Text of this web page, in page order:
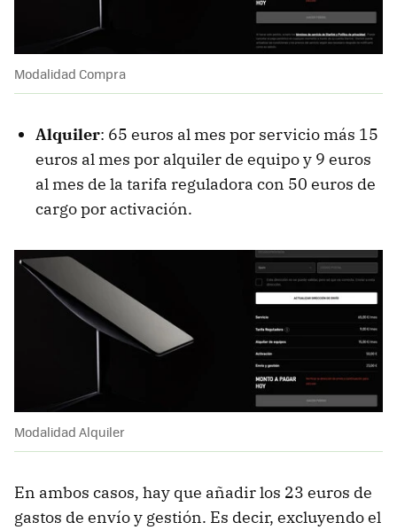
Modalidad Compra
Alquiler: 65 euros al mes por servicio más 15
euros al mes por alquiler de equipo y 9 euros
al mes de la tarifa reguladora con 50 euros de
cargo por activación.
Modalidad Alquiler
En ambos casos, hay que añadir los 23 euros de
gastos de envío y gestión. Es decir, excluyendo el